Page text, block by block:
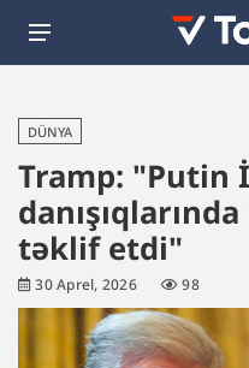
DÜNYA
Tramp: "Putin
təklif etdi"
30 Aprel, 2026 98